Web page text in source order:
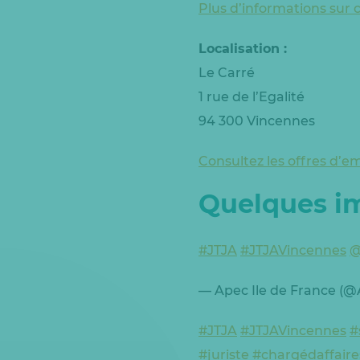
Plus d’informations sur
Localisation :
Le Carré
1 rue de l’Egalité
94 300 Vincennes
Consultez les offres
Quelques
#JTJA #JTJAVincennes
— Apec Ile de France
#JTJA #JTJAVincennes
#juriste